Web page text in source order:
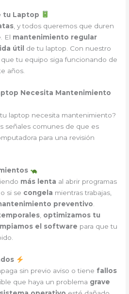
tu Laptop
, y todos queremos que duren
El mantenimiento regular
útil
de tu laptop. Con nuestro
tu equipo siga funcionando de
años.
Necesita Mantenimiento
laptop necesita mantenimiento?
señales comunes de que es
para una revisión
más lenta al abrir programas
si se congela mientras trabajas,
preventivo.
, optimizamos tu
el software para que tu
sin previo aviso o tiene fallos
que haya un problema grave